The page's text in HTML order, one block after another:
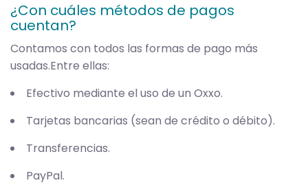
¿Con cuáles métodos de pagos
cuentan?
Contamos con todos las formas de pago más
usadas.Entre ellas:
Efectivo mediante el uso de un Oxxo.
Tarjetas bancarias (sean de crédito o débito).
Transferencias.
PayPal.